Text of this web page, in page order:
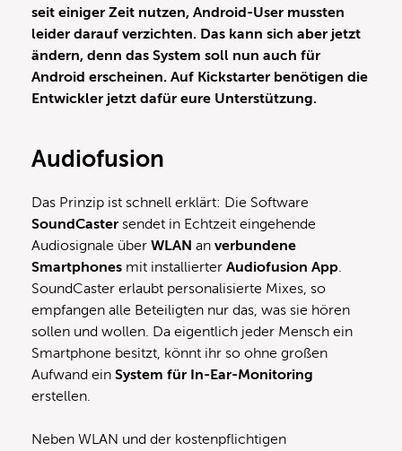
seit einiger Zeit nutzen, Android-User mussten
leider darauf verzichten. Das kann sich aber jetzt
ändern, denn das System soll nun auch für
Android erscheinen. Auf Kickstarter benötigen die
Entwickler jetzt dafür eure Unterstützung.
Audiofusion
Das Prinzip ist schnell erklärt: Die Software
SoundCaster sendet in Echtzeit eingehende
Audiosignale über WLAN an verbundene
Smartphones mit installierter Audiofusion App.
SoundCaster erlaubt personalisierte Mixes, so
empfangen alle Beteiligten nur das, was sie hören
sollen und wollen. Da eigentlich jeder Mensch ein
Smartphone besitzt, könnt ihr so ohne großen
Aufwand ein System für In-Ear-Monitoring
erstellen.
Neben WLAN und der kostenpflichtigen